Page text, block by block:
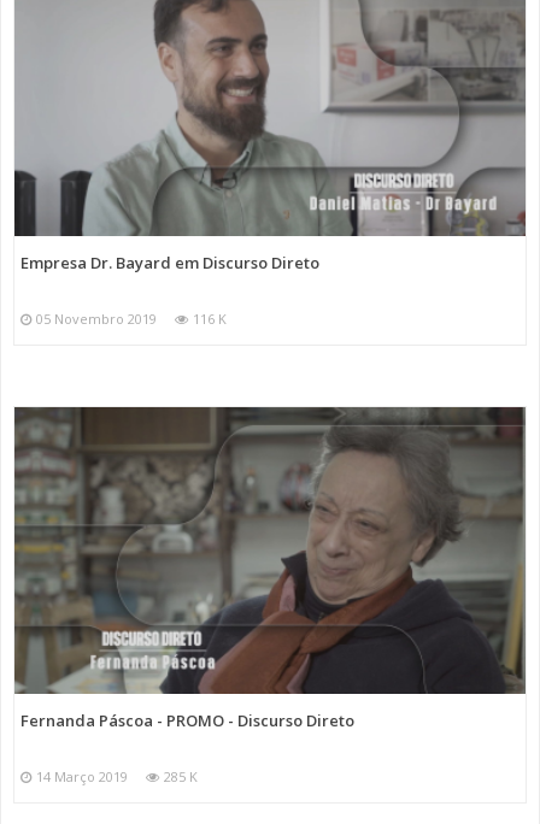
Empresa Dr. Bayard em Discurso Direto
05 Novembro 2019 116 K
Fernanda Páscoa - PROMO - Discurso Direto
14 Março 2019 285 K